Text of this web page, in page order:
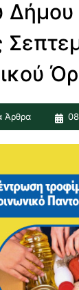
Άρθρα